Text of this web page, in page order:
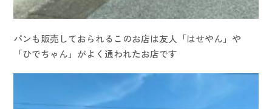
パンも販売しておられるこのお店は友人「はせやん」や
「ひでちゃん」がよく通われたお店です